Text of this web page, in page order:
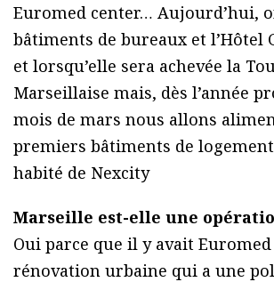
Euromed center… Aujourd’hui,
bâtiments de bureaux et l’Hôtel
et lorsqu’elle sera achevée la
Marseillaise mais, dès l’année
mois de mars nous allons
premiers bâtiments de
habité de Nexcity
Marseille est-elle une
Oui parce que il y avait
rénovation urbaine qui a une